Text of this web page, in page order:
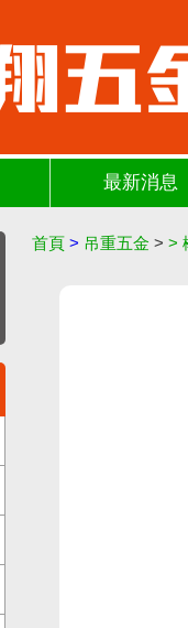
最新消息
首頁 > 吊重五金 > >